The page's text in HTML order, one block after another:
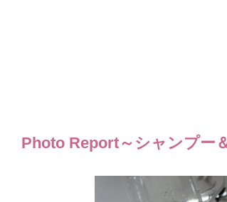
Photo Report～シャンプー